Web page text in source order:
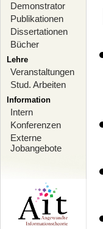
Demonstrator
Publikationen
Dissertationen
Bücher
Lehre
Veranstaltungen
Stud. Arbeiten
Information
Intern
Konferenzen
Externe
Jobangebote